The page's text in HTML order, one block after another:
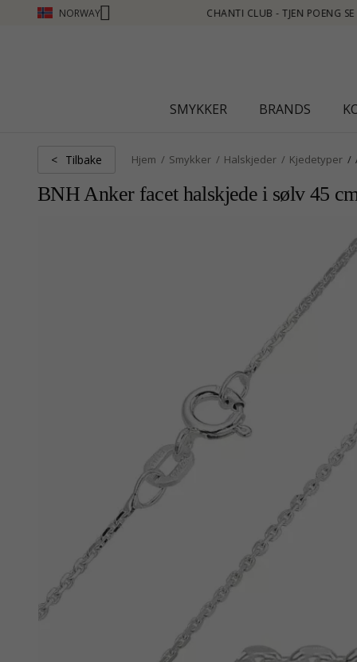
NORWAY
- KLIKK HER
SMYKKER BRANDS
< Tilbake Hjem Smykker Halskjeder Kjedetyper
BNH Anker facet halskjede i sølv 45